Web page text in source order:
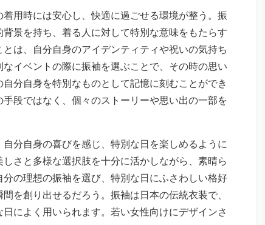
用時には安心し、快適に過ごせる環境が整う。振
景を持ち、着る人に対して特別な意味をもたらす
は、自分自身のアイデンティティや祝いの気持ち
イベントの際に振袖を選ぶことで、その時の思い
分自身を特別なものとして記憶に刻むことができ
段ではなく、個々のストーリーや思い出の一部を
分自身の喜びを感じ、特別な日を楽しめるように
さと多様な選択肢を十分に活かしながら、素晴ら
の理想の振袖を選び、特別な日にふさわしい格好
を創り出せるだろう。振袖は日本の伝統衣装で、
によく用いられます。若い女性向けにデザインさ